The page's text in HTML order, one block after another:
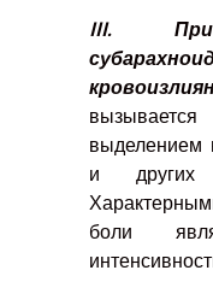
III. При
вызывается
выделением
и других
боли